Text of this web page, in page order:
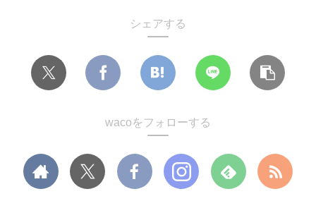
シェアする
wacoをフォローする